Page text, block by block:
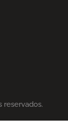
reservados.